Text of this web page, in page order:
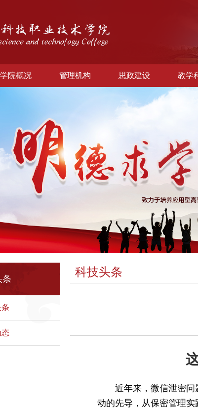
学院概况 管理机构 思政建设 教学
条
态
科技头条
近年来，微信泄密
动的先导，从保密管理